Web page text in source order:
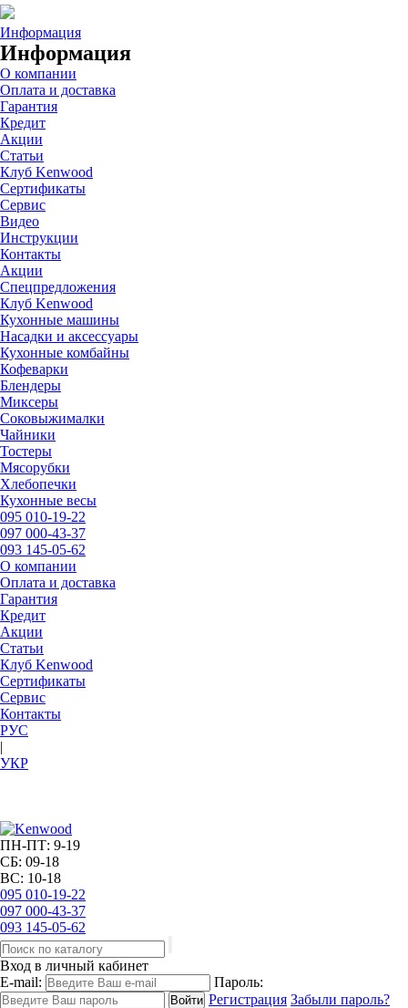
Информация
Информация
О компании
Оплата и доставка
Гарантия
Кредит
Акции
Статьи
Клуб Kenwood
Сертификаты
Сервис
Видео
Инструкции
Контакты
Акции
Спецпредложения
Клуб Kenwood
Кухонные машины
Насадки и аксессуары
Кухонные комбайны
Кофеварки
Блендеры
Миксеры
Соковыжималки
Чайники
Тостеры
Мясорубки
Хлебопечки
Кухонные весы
095 010-19-22
097 000-43-37
093 145-05-62
О компании
Оплата и доставка
Гарантия
Кредит
Акции
Статьи
Клуб Kenwood
Сертификаты
Сервис
Контакты
РУC
|
УКР
ПН-ПТ: 9-19
СБ: 09-18
ВС: 10-18
095 010-19-22
097 000-43-37
093 145-05-62
Вход в личный кабинет
E-mail:
Пароль:
Регистрация Забыли пароль?